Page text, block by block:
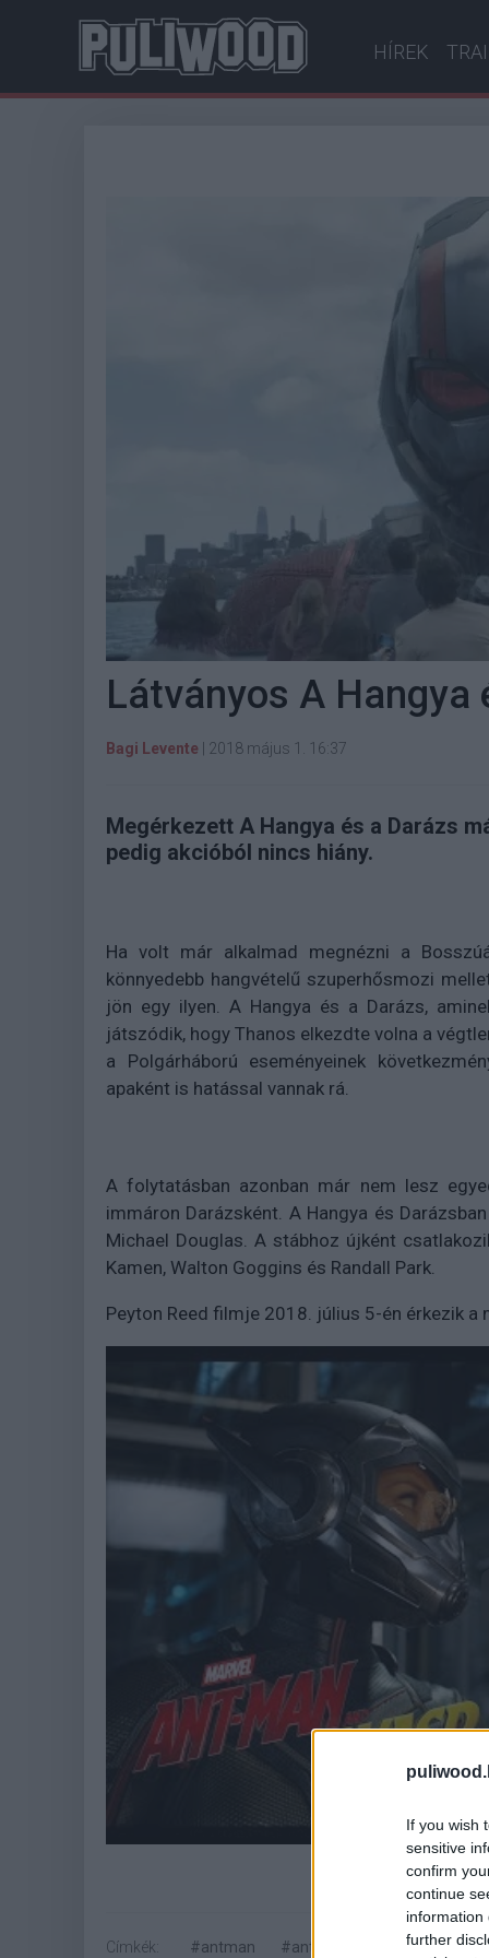
If you wish
sensitive
confirm
continue
information
further
HÍREK
Látványos A Hangya
Bagi Levente 2018 május 1. 16:37
Megérkezett A Hangya és a Darázs
pedig akcióból nincs hiány.
Ha volt már alkalmad megnézni a
könnyedebb hangvételű szuperhősmozi
jön egy ilyen. A Hangya és a Darázs,
játszódik, hogy Thanos elkezdte volna a
a Polgárháború eseményeinek
apaként is hatással vannak rá.
A folytatásban azonban már nem lesz
immáron Darázsként. A Hangya és
Michael Douglas. A stábhoz újként
Kamen, Walton Goggins és Randall Park.
Peyton Reed filmje 2018. július 5-én érkezik a
Címkék: #antman #ant-man #wasp